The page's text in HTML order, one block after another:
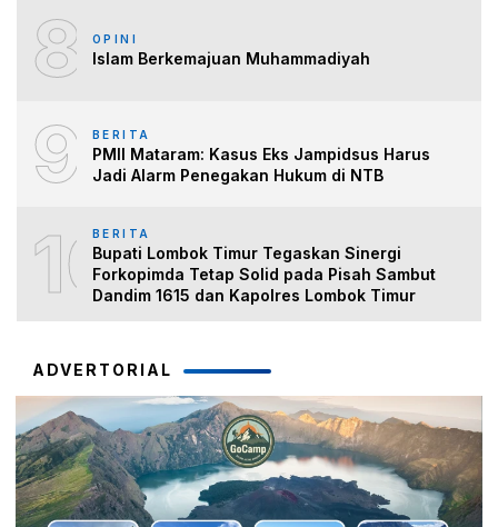
8 OPINI
Islam Berkemajuan Muhammadiyah
9 BERITA
PMII Mataram: Kasus Eks Jampidsus Harus
Jadi Alarm Penegakan Hukum di NTB
10BERITA
Bupati Lombok Timur Tegaskan Sinergi
Forkopimda Tetap Solid pada Pisah Sambut
Dandim 1615 dan Kapolres Lombok Timur
ADVERTORIAL